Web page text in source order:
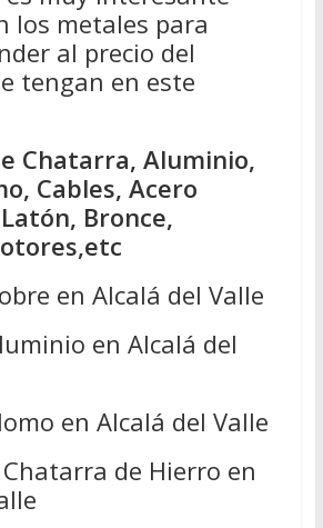
los metales para
al precio del
tengan en este
Chatarra, Aluminio,
Cables, Acero
Bronce,
en Alcalá del Valle
en Alcalá del
en Alcalá del Valle
de Hierro en